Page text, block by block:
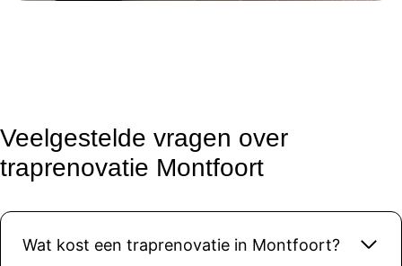
g is top.
Onze
er weer
en strak
Veelgestelde vragen over
traprenovatie Montfoort
Wat kost een traprenovatie in Montfoort?